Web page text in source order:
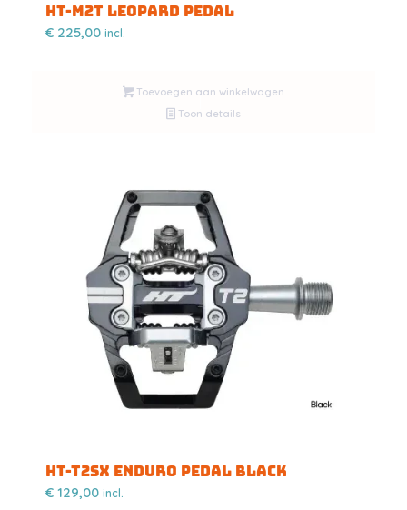
HT-M2T LEOPARD PEDAL
€225,00 incl.
Toevoegen aan winkelwagen
Toon details
HT-T2SX Enduro pedal BLACK
€129,00 incl.